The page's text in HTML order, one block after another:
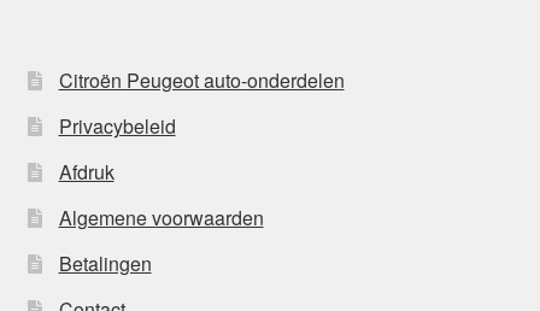
Citroën Peugeot auto-onderdelen
Privacybeleid
Afdruk
Algemene voorwaarden
Betalingen